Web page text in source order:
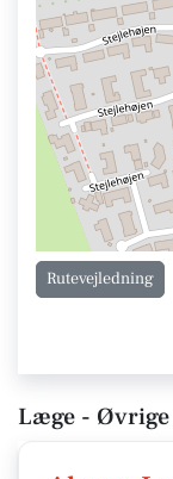
Rutevejledning
Læge -